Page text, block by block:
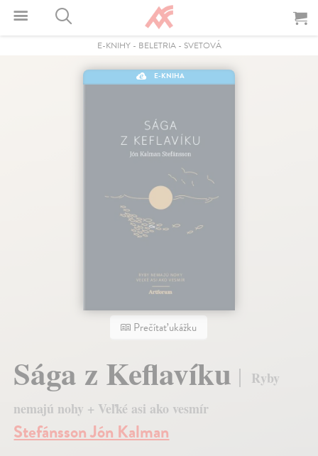
E-KNIHY- BELETRIA- SVETOVÁ
E-KNIHA
Prečítať ukážku
Sága z Keflavíku
Ryby
nemajú nohy + Veľké asi ako vesmír
Stefánsson Jón Kalman